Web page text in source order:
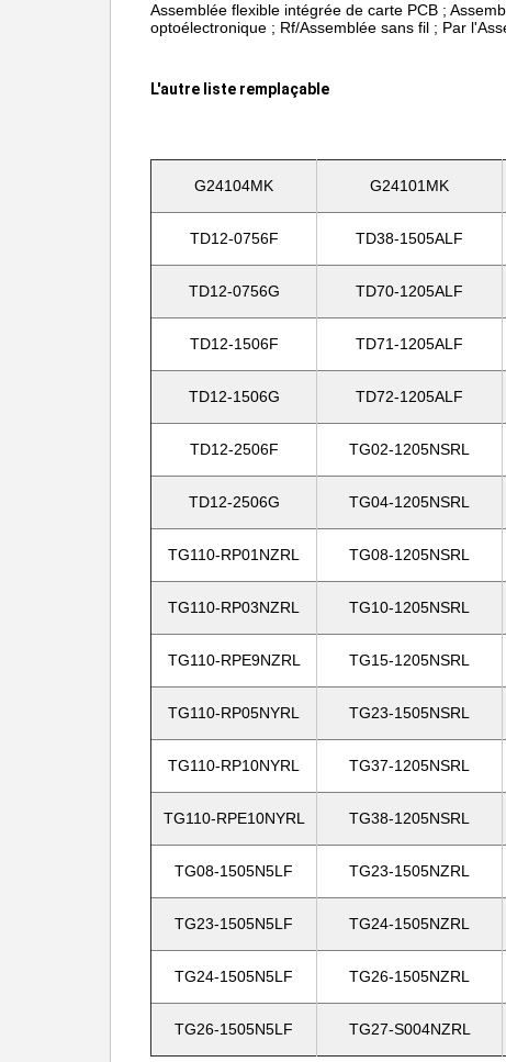
Assemblée flexible intégrée de carte PCB ;
optoélectronique ; Rf/Assemblée sans fil ; Par
L'autre liste remplaçable
G24104MK G24101MK
TD12-0756F TD38-1505ALF
TD12-0756G TD70-1205ALF
TD12-1506F TD71-1205ALF
TD12-1506G TD72-1205ALF
TD12-2506F TG02-1205NSRL
TD12-2506G TG04-1205NSRL
TG110-RP01NZRL TG08-1205NSRL
TG110-RP03NZRL TG10-1205NSRL
TG110-RPE9NZRL TG15-1205NSRL
TG110-RP05NYRL TG23-1505NSRL
TG110-RP10NYRL TG37-1205NSRL
TG110-RPE10NYRL TG38-1205NSRL
TG08-1505N5LF TG23-1505NZRL
TG23-1505N5LF TG24-1505NZRL
TG24-1505N5LF TG26-1505NZRL
TG26-1505N5LF TG27-S004NZRL